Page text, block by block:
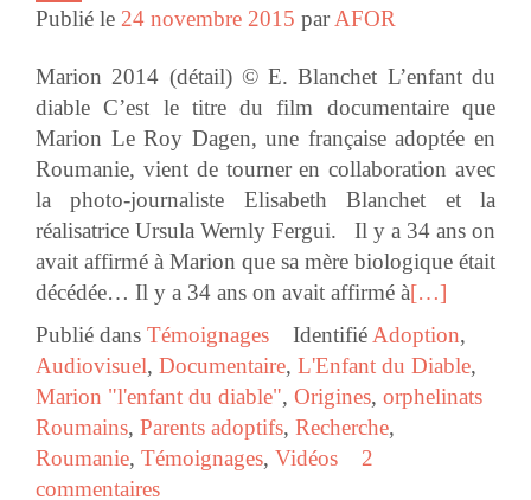
Publié le 24 novembre 2015 parAFOR
Marion 2014 (détail) © E. Blanchet L’enfant du
diable C’est le titre du film documentaire que
Marion Le Roy Dagen, une française adoptée en
Roumanie, vient de tourner en collaboration avec
la photo-journaliste Elisabeth Blanchet et la
réalisatrice Ursula Wernly Fergui. Il y a 34 ans on
avait affirmé à Marion que sa mère biologique était
décédée… Il y a 34 ans on avait affirmé à[…]
Publié dans Témoignages Identifié Adoption,
Audiovisuel, Documentaire, L'Enfant du Diable,
Marion "l'enfant du diable", Origines, orphelinats
Roumains, Parents adoptifs, Recherche,
Roumanie, Témoignages, Vidéos
2
commentaires